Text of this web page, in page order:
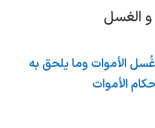
و الغسل
الأموات وما یلحق به
الأموات